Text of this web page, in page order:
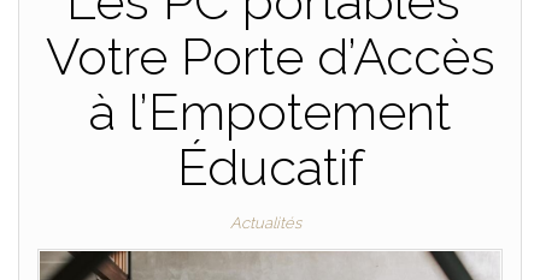
Votre Porte d’Accès
à l’Empotement
Éducatif
Actualités